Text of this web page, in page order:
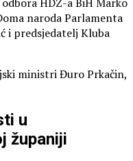
naroda Parlamenta
i predsjedatelj Kluba
ministri Đuro Prkačin,
u
županiji